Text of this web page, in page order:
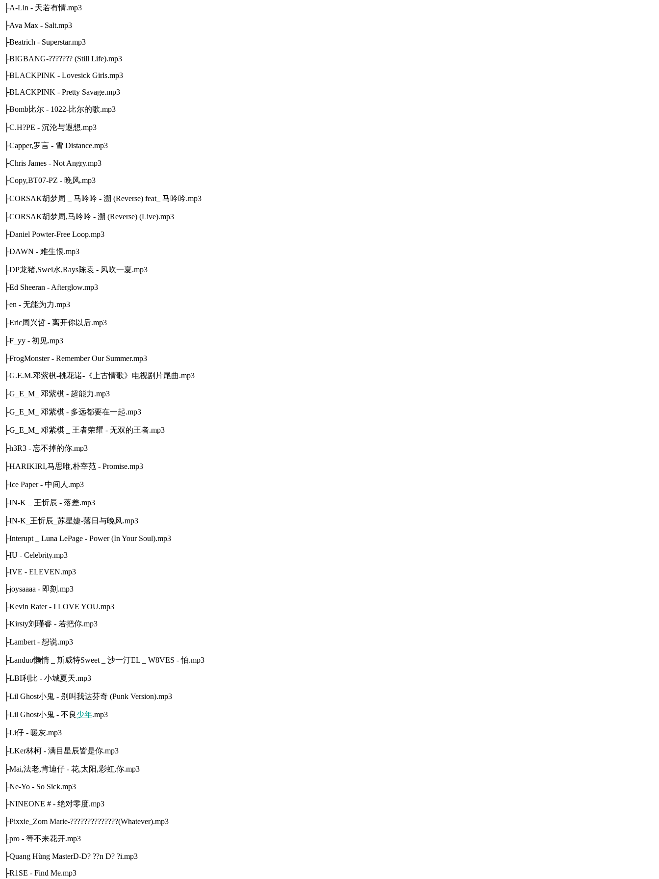
├A-Lin - 天若有情.mp3
├Ava Max - Salt.mp3
├Beatrich - Superstar.mp3
├BIGBANG-??????? (Still Life).mp3
├BLACKPINK - Lovesick Girls.mp3
├BLACKPINK - Pretty Savage.mp3
├Bomb比尔 - 1022-比尔的歌.mp3
├C.H?PE - 沉沦与遐想.mp3
├Capper,罗言 - 雪 Distance.mp3
├Chris James - Not Angry.mp3
├Copy,BT07-PZ - 晚风.mp3
├CORSAK胡梦周 _ 马吟吟 - 溯 (Reverse) feat_ 马吟吟.mp3
├CORSAK胡梦周,马吟吟 - 溯 (Reverse) (Live).mp3
├Daniel Powter-Free Loop.mp3
├DAWN - 难生恨.mp3
├DP龙猪,Swei水,Rays陈袁 - 风吹一夏.mp3
├Ed Sheeran - Afterglow.mp3
├en - 无能为力.mp3
├Eric周兴哲 - 离开你以后.mp3
├F_yy - 初见.mp3
├FrogMonster - Remember Our Summer.mp3
├G.E.M.邓紫棋-桃花诺-《上古情歌》电视剧片尾曲.mp3
├G_E_M_ 邓紫棋 - 超能力.mp3
├G_E_M_ 邓紫棋 - 多远都要在一起.mp3
├G_E_M_ 邓紫棋 _ 王者荣耀 - 无双的王者.mp3
├h3R3 - 忘不掉的你.mp3
├HARIKIRI,马思唯,朴宰范 - Promise.mp3
├Ice Paper - 中间人.mp3
├IN-K _ 王忻辰 - 落差.mp3
├IN-K_王忻辰_苏星婕-落日与晚风.mp3
├Interupt _ Luna LePage - Power (In Your Soul).mp3
├IU - Celebrity.mp3
├IVE - ELEVEN.mp3
├joysaaaa - 即刻.mp3
├Kevin Rater - I LOVE YOU.mp3
├Kirsty刘瑾睿 - 若把你.mp3
├Lambert - 想说.mp3
├Landuo懒惰 _ 斯威特Sweet _ 沙一汀EL _ W8VES - 怕.mp3
├LBI利比 - 小城夏天.mp3
├Lil Ghost小鬼 - 别叫我达芬奇 (Punk Version).mp3
├Lil Ghost小鬼 - 不良 少年.mp3
├Li仔 - 暖灰.mp3
├LKer林柯 - 满目星辰皆是你.mp3
├Mai,法老,肯迪仔 - 花,太阳,彩虹,你.mp3
├Ne-Yo - So Sick.mp3
├NINEONE # - 绝对零度.mp3
├Pixxie_Zom Marie-??????????????(Whatever).mp3
├pro - 等不来花开.mp3
├Quang Hùng MasterD-D? ??n D? ?i.mp3
├R1SE - Find Me.mp3